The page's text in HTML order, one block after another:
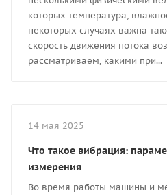
которых температура,
некоторых случаях важна
скорость движения потока
рассматриваем, какими при...
14 мая 2025
Что такое вибрация:
измерения
Во время работы машины и